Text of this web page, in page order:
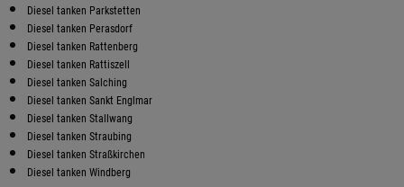
Diesel tanken Parkstetten
Diesel tanken Perasdorf
Diesel tanken Rattenberg
Diesel tanken Rattiszell
Diesel tanken Salching
Diesel tanken Sankt Englmar
Diesel tanken Stallwang
Diesel tanken Straubing
Diesel tanken Straßkirchen
Diesel tanken Windberg